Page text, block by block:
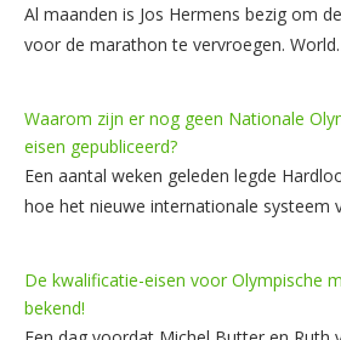
Al maanden is Jos Hermens bezig om
voor de marathon te vervroegen.
Waarom zijn er nog geen Nationale
eisen gepubliceerd?
Een aantal weken geleden legde
hoe het nieuwe internationale systeem
De kwalificatie-eisen voor Olympische
bekend!